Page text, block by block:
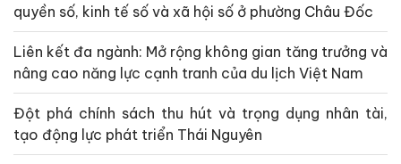
quyền số, kinh tế số và xã hội số ở phường Châu Đốc
Liên kết đa ngành: Mở rộng không gian tăng trưởng và
nâng cao năng lực cạnh tranh của du lịch Việt Nam
Đột phá chính sách thu hút và trọng dụng nhân tài,
tạo động lực phát triển Thái Nguyên